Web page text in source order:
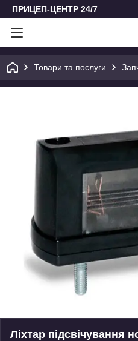
ПРИЦЕП-ЦЕНТР 24/7
Товари та послуги
Ліхтар підсвічування